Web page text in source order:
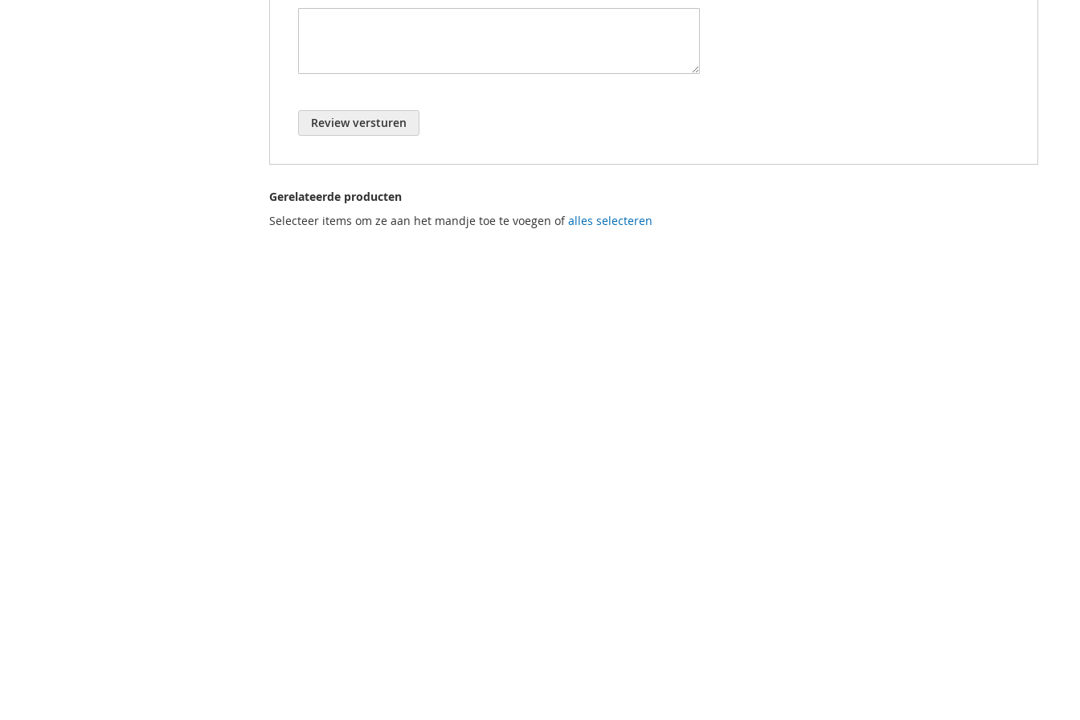
Materiaal: slijtvast 7075 aluminium
Steek: 11 mm
Review versturen
Gerelateerde producten
Selecteer items om ze aan het mandje toe te voegen ofalles selecteren